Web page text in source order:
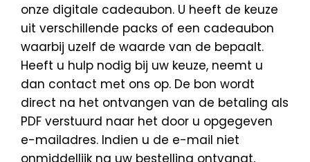
onze digitale cadeaubon. U heeft de keuze
uit verschillende packs of een cadeaubon
waarbij uzelf de waarde van de bepaalt.
Heeft u hulp nodig bij uw keuze, neemt u
dan contact met ons op. De bon wordt
direct na het ontvangen van de betaling als
PDF verstuurd naar het door u opgegeven
e-mailadres. Indien u de e-mail niet
onmiddellijk na uw bestelling ontvangt,